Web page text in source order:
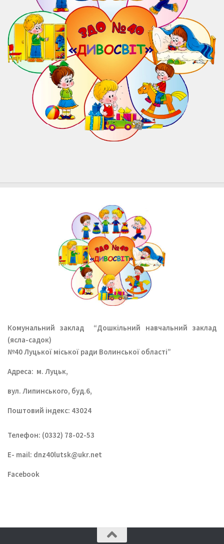
Комунальний заклад
“Дошкільний навчальний заклад
(ясла-садок)
№40 Луцької міської ради Волинської області”
Aдреса: м. Луцьк,
вул. Липинського, буд.6,
Поштовий індекс: 43024
Телефон: (0332) 78-02-53
E- mail: dnz40lutsk@ukr.net
Facebook